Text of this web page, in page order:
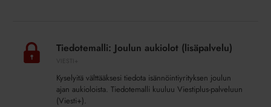
Joulun
aukiolot
(lisäpalvelu)
Tiedotemalli: Joulun aukiolot (lisäpalvelu)
Kyselyitä välttääksesi tiedota isännöintiyrityksen joulun
ajan aukioloista. Tiedotemalli kuuluu Viestiplus-palveluun
(Viesti+).